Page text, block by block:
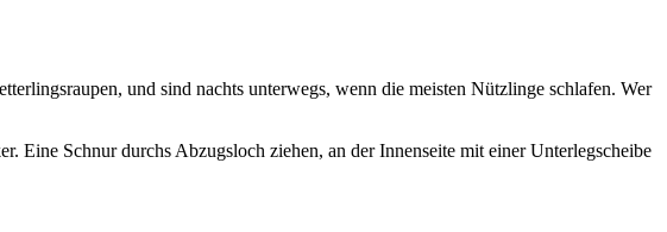
und sind nachts unterwegs, wenn die meisten Nützlinge schlafen. Wer
Eine Schnur durchs Abzugsloch ziehen, an der Innenseite mit einer Unterlegscheibe